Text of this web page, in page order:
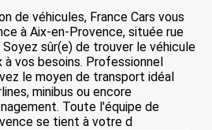
de véhicules, France Cars vous
à Aix-en-Provence, située rue
sûr(e) de trouver le véhicule
à vos besoins. Professionnel
le moyen de transport idéal
minibus ou encore
Toute l'équipe de
se tient à votre d